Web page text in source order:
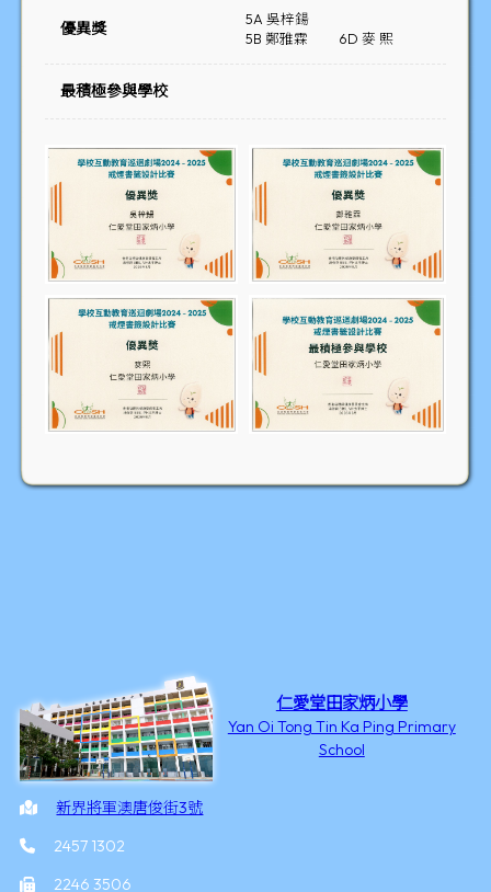
優異獎
5A 吳梓鍚
5B 鄭雅霖
6D 麥 熙
最積極參與學校
仁愛堂田家炳小學
Yan Oi Tong Tin Ka Ping Primary
School
新界將軍澳唐俊街3號
2457 1302
2246 3506